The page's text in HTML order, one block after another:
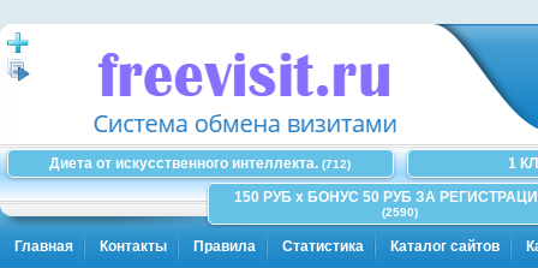
Диета от искусственного интеллекта. (712)
1
150 РУБ x БОНУС 50 РУБ ЗА
(2590)
Главная Контакты Правила Статистика Каталог сайтов